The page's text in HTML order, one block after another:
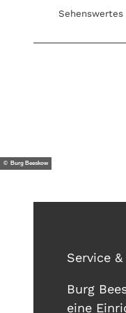
Sehenswertes
© Burg Beeskow
Service
Burg
eine